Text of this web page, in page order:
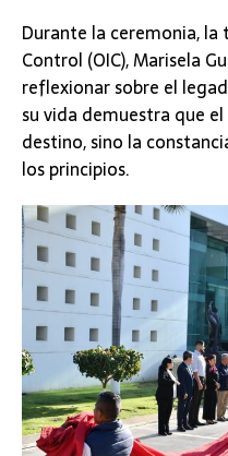
Durante la ceremonia,
Control (OIC), Marisela
reflexionar sobre el
su vida demuestra que
destino, sino la
los principios.